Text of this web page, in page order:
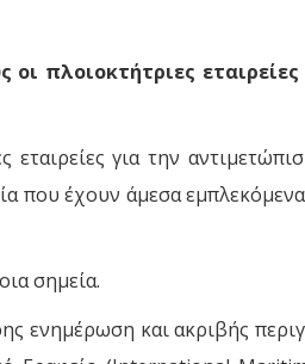
πλοιοκτήτριες
για την
που έχουν άμεσα
σημεία.
ενημέρωση και ακριβής